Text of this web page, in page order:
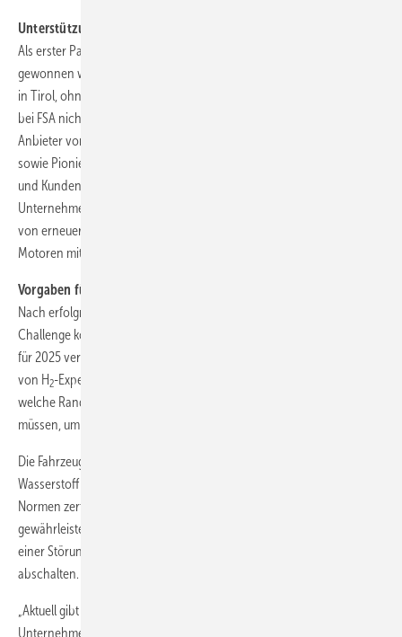
Unterstützung aus der Wirtschaft
Als erster Partner zum Thema Wasserstoff konnte die INNIO Group
gewonnen werden, ein global agierendes Unternehmen mit Hauptsitz
in Tirol, ohne deren Unterstützung die Hydrogen Concept Challenge
bei FSA nicht möglich wäre. Die INNIO Group als ein führender
Anbieter von Energielösungen und damit verbundenen Services
sowie Pionier in grünen Technologien unterstützt seine Kundinnen
und Kunden dabei, sich in Richtung Net Zero zu bewegen. Das
Unternehmen bringt mehr als 50 Jahre Erfahrung in der Umwandlung
von erneuerbaren Energieträgern mit und bietet bereits heute
Motoren mit einer „Ready for H2“-Option an.
Vorgaben für 2025
Nach erfolgreichen zwei Jahren mit der Hydrogen Concept
Challenge konnte im Juli 2024 die erste Version der Hydrogen Rules
für 2025 veröffentlicht werden. Mithilfe von Feedback aus Industrie,
von H2-Experten und interessierten Teams definiert das Regelwerk,
welche Randbedingungen von den Teams eingehalten werden
müssen, um Sicherheit und Fairness zu gewährleisten.
Die Fahrzeuge dürfen maximal 2 kg Wasserstoff an Bord haben. Der
Wasserstoff wird bei einem Druck von bis zu 350 bar in nach den
Normen zertifizierten Tanks gespeichert. Um die Sicherheit zu
gewährleisten, müssen Sensoren implementiert werden, die im Fall
einer Störung das Fahrzeug und insbesondere die Wasserstoffzufuhr
abschalten.
„Aktuell gibt es Überlegungen, ob wir in Zusammenarbeit mit einem
Unternehmen Standardtanks anbieten können, um für die Teams die